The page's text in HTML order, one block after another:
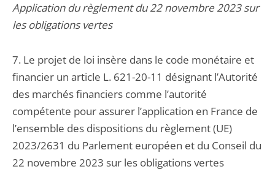
Application du règlement du 22 novembre 2023 sur
les obligations vertes
7. Le projet de loi insère dans le code monétaire et
financier un article L. 621-20-11 désignant l’Autorité
des marchés financiers comme l’autorité
compétente pour assurer l’application en France de
l’ensemble des dispositions du règlement (UE)
2023/2631 du Parlement européen et du Conseil du
22 novembre 2023 sur les obligations vertes